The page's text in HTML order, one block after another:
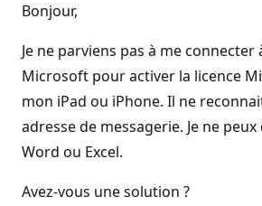
Bonjour,
Je ne parviens pas à me
Microsoft pour activer la licence
mon iPad ou iPhone. Il ne
adresse de messagerie. Je ne
Word ou Excel.
Avez-vous une solution ?